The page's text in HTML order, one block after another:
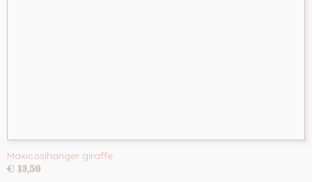
Maxicosihanger giraffe
€ 13,50